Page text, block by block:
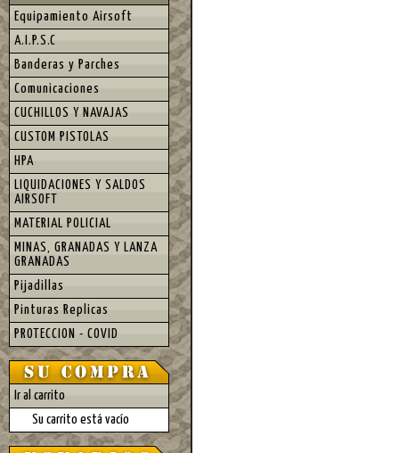
Equipamiento Airsoft
A.I.P.S.C
Banderas y Parches
Comunicaciones
CUCHILLOS Y NAVAJAS
CUSTOM PISTOLAS
HPA
LIQUIDACIONES Y SALDOS
AIRSOFT
MATERIAL POLICIAL
MINAS, GRANADAS Y LANZA
GRANADAS
Pijadillas
Pinturas Replicas
PROTECCION - COVID
Ir al carrito
Su carrito está vacío